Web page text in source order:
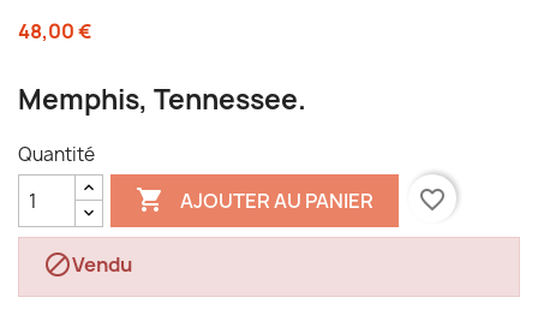
48,00 €
Memphis, Tennessee.
Quantité
 AJOUTER AU PANIER favorite_border
Vendu